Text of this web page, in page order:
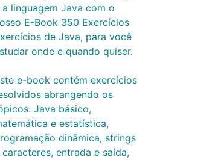
a linguagem Java com o
E-Book 350 Exercícios
de Java, para você
onde e quando quiser.
e-book contém exercícios
abrangendo os
Java básico,
e estatística,
dinâmica, strings
caracteres, entrada e saída,